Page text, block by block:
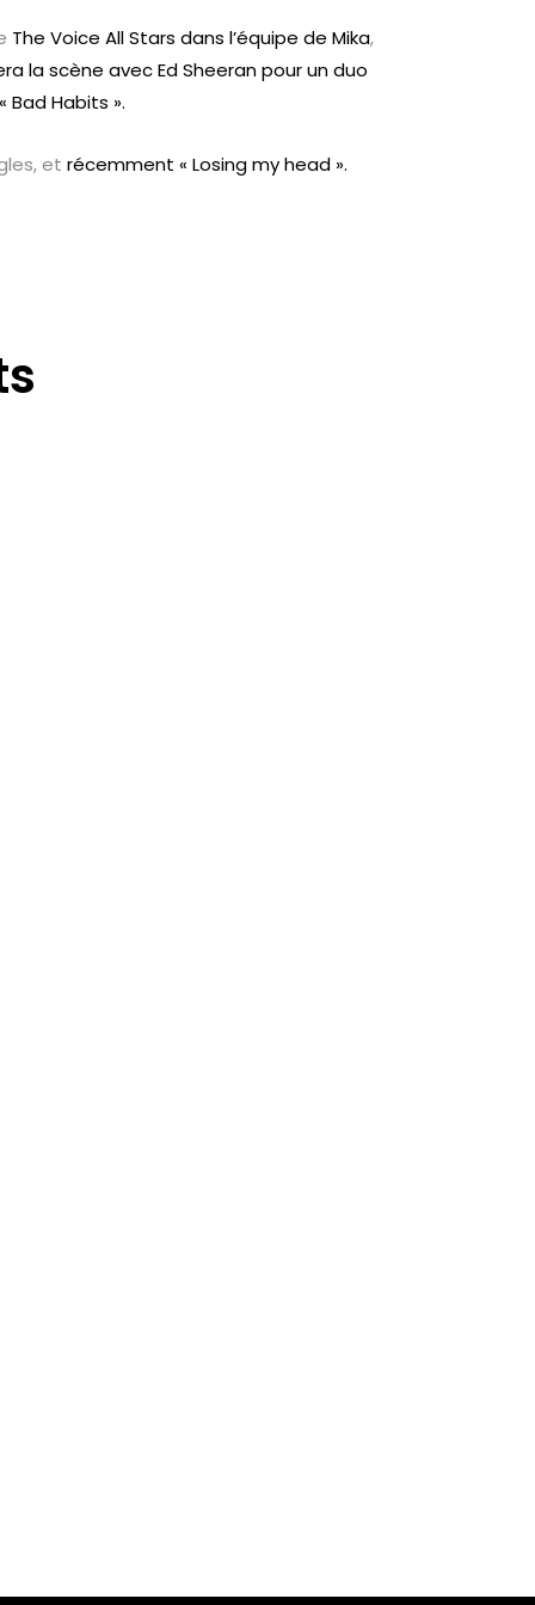
The Voice All Stars dans l’équipe de Mika,
la scène avec Ed Sheeran pour un duo
Bad Habits ».
et récemment « Losing my head ».